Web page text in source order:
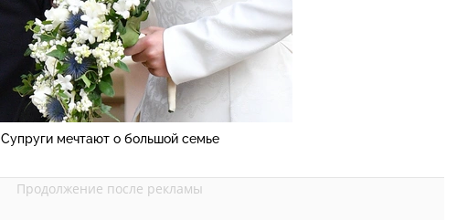
Супруги мечтают о большой семье